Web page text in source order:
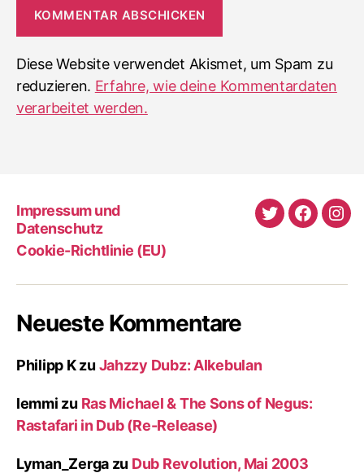
Diese Website verwendet Akismet, um Spam zu
reduzieren. Erfahre, wie deine Kommentardaten
verarbeitet werden.
Impressum und
Datenschutz
Cookie-Richtlinie (EU)
Twitter
Neueste Kommentare
Philipp Kzu Jahzzy Dubz: Alkebulan
lemmi zu Ras Michael & The Sons of Negus:
Rastafari in Dub (Re-Release)
Lyman_Zerga zu Dub Revolution, Mai 2003